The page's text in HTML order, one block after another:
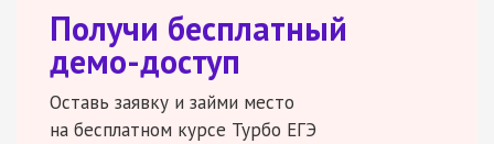
Получи бесплатный
демо-доступ
Оставь заявку и займи место
на бесплатном курсе Турбо ЕГЭ